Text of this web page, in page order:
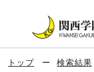
トップ 検索結果